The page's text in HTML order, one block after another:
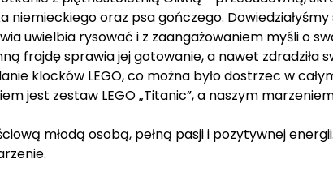
niemieckiego oraz psa gończego.
uwielbia rysować i z zaangażowaniem myśli o
frajdę sprawia jej gotowanie, a nawet
klocków LEGO, co można było dostrzec w
jest zestaw LEGO „Titanic”, a naszym
młodą osobą, pełną pasji i pozytywnej